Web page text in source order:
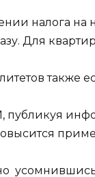
налога на
Для
также
публикуя